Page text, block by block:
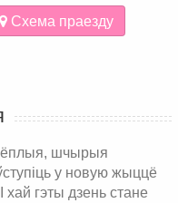
Схема праезду
шчырыя
у новую жыццё
хай гэты дзень стане